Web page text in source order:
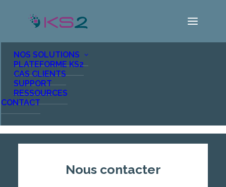
NOS SOLUTIONS
PLATEFORME KS2
CAS CLIENTS
SUPPORT
RESSOURCES
CONTACT
Nous contacter